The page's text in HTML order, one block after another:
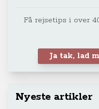
Få rejsetips i over
Ja tak, lad
Nyeste artikler